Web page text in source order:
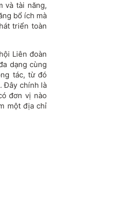
và tài năng,
bổ ích mà
triển toàn
Liên đoàn
dạng cùng
tác, từ đó
Đây chính là
đơn vị nào
một địa chỉ